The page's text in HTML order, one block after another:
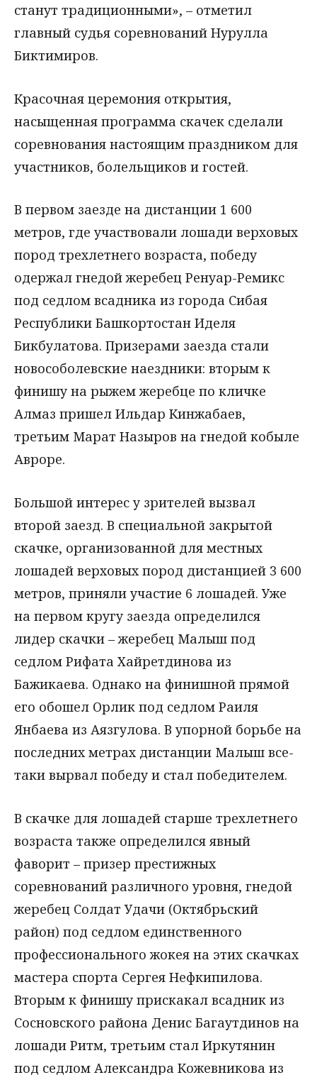
станут традиционными», – отметил
главный судья соревнований Нурулла
Биктимиров.
Красочная церемония открытия,
насыщенная программа скачек сделали
соревнования настоящим праздником для
участников, болельщиков и гостей.
В первом заезде на дистанции 1 600
метров, где участвовали лошади верховых
пород трехлетнего возраста, победу
одержал гнедой жеребец Ренуар-Ремикс
под седлом всадника из города Сибая
Республики Башкортостан Иделя
Бикбулатова. Призерами заезда стали
новособолевские наездники: вторым к
финишу на рыжем жеребце по кличке
Алмаз пришел Ильдар Кинжабаев,
третьим Марат Назыров на гнедой кобыле
Авроре.
Большой интерес у зрителей вызвал
второй заезд. В специальной закрытой
скачке, организованной для местных
лошадей верховых пород дистанцией 3 600
метров, приняли участие 6 лошадей. Уже
на первом кругу заезда определился
лидер скачки – жеребец Малыш под
седлом Рифата Хайретдинова из
Бажикаева. Однако на финишной прямой
его обошел Орлик под седлом Раиля
Янбаева из Аязгулова. В упорной борьбе на
последних метрах дистанции Малыш все-
таки вырвал победу и стал победителем.
В скачке для лошадей старше трехлетнего
возраста также определился явный
фаворит – призер престижных
соревнований различного уровня, гнедой
жеребец Солдат Удачи (Октябрьский
район) под седлом единственного
профессионального жокея на этих скачках
мастера спорта Сергея Нефкипилова.
Вторым к финишу прискакал всадник из
Сосновского района Денис Багаутдинов на
лошади Ритм, третьим стал Иркутянин
под седлом Александра Кожевникова из